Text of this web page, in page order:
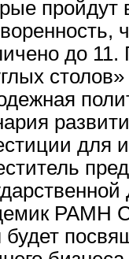
пройдут
до 11.
для
РАМН
будет